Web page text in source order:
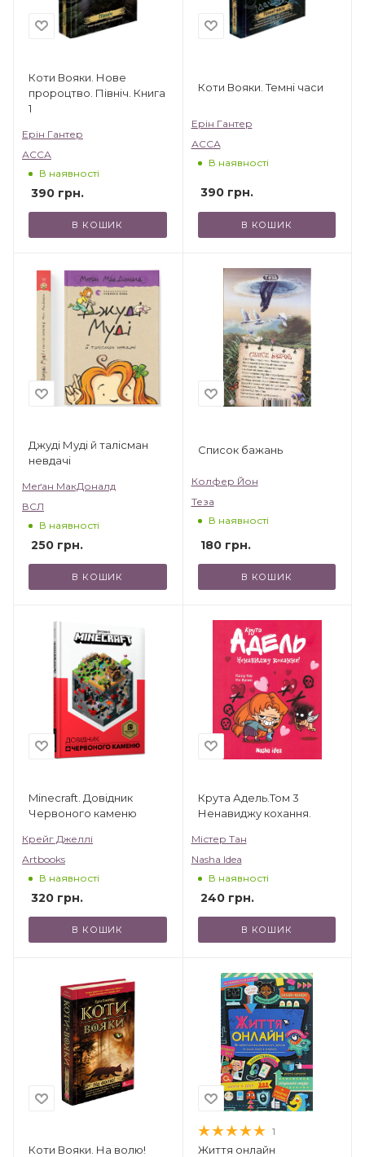
Коти Вояки. Нове
пророцтво. Північ. Книга
1
Ерін Гантер
АССА
В наявності
390 грн.
В КОШИК
Коти Вояки. Темні часи
Ерін Гантер
АССА
В наявності
390грн.
В КОШИК
Джуді Муді й талісман
невдачі
Меґан МакДоналд
ВСЛ
В наявності
250 грн.
В КОШИК
Список бажань
Колфер Йон
Теза
В наявності
180грн.
В КОШИК
Minecraft. Довідник
Червоного каменю
Крейг Джеллі
Artbooks
В наявності
320 грн.
В КОШИК
Крута Адель.Том 3
Ненавиджу кохання.
Містер Тан
Nasha Idea
В наявності
240грн.
В КОШИК
Коти Вояки. На волю!
1
Життя онлайн